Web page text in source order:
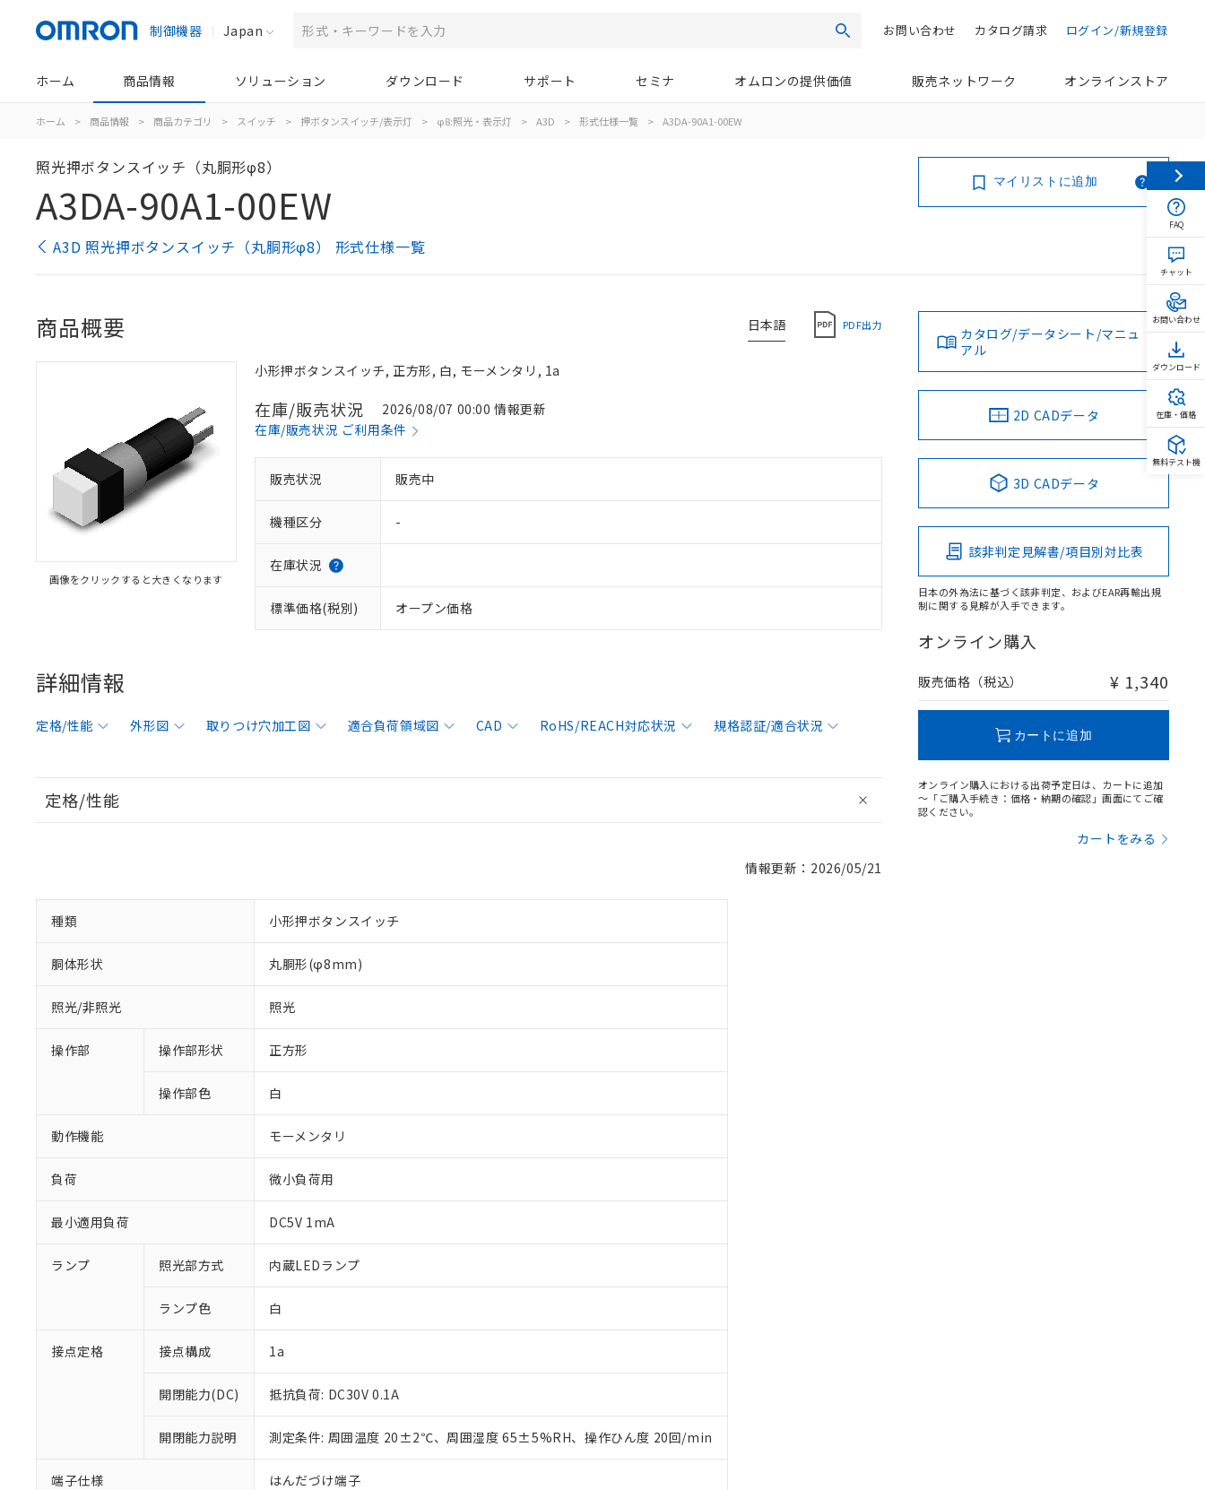
制御機器 Japan 検索 ログイン/新規登録
カタログ請求
お問い合わせ
ホーム 商品情報 ソリューション ダウンロード サポート セミナ オムロンの提供価値 販売ネットワーク オンラインストア
ホーム > 商品情報 > 商品カテゴリ > スイッチ > 押ボタンスイッチ/表示灯 > φ8:照光・表示灯 > A3D > 形式仕様一覧 > A3DA-90A1-00EW
照光押ボタンスイッチ（丸胴形φ8）
A3DA-90A1-00EW
A3D 照光押ボタンスイッチ（丸胴形φ8） 形式仕様一覧
マイリストに追加
日本語 PDF出力
商品概要
画像をクリックすると大きくなります
小形押ボタンスイッチ, 正方形, 白, モーメンタリ, 1a
在庫/販売状況
2026/08/07 00:00 情報更新
在庫/販売状況 ご利用条件
販売状況 販売中
機種区分 -
在庫状況
標準価格(税別) オープン価格
詳細情報
定格/性能 外形図 取りつけ穴加工図 適合負荷領域図 CAD RoHS/REACH対応状況 規格認証/適合状況
定格/性能
情報更新：2026/05/21
種類 小形押ボタンスイッチ
胴体形状 丸胴形(φ8mm)
照光/非照光 照光
操作部 操作部形状 正方形
操作部色 白
動作機能 モーメンタリ
負荷 微小負荷用
最小適用負荷 DC5V 1mA
ランプ 照光部方式 内蔵LEDランプ
ランプ色 白
接点定格 接点構成 1a
開閉能力(DC) 抵抗負荷: DC30V 0.1A
開閉能力説明 測定条件: 周囲温度 20±2℃、周囲湿度 65±5%RH、操作ひん度 20回/min
端子仕様 はんだづけ端子
カタログ/データシート/マニュ
アル
2D CADデータ
3D CADデータ
該非判定見解書/項目別対比表
日本の外為法に基づく該非判定、およびEAR再輸出規
制に関する見解が入手できます。
オンライン購入
販売価格（税込） ¥ 1,340
カートに追加
オンライン購入における出荷予定日は、カートに追加
～「ご購入手続き：価格・納期の確認」画面にてご確
認ください。
カートをみる
※1 対応状況
対応済み：EU RoHS指令（10物質）の非含有に対応した製品が提供可能な商品です。
対応予定：EU RoHS指令（10物質）の非含有に対応した製品に切り替える予定のある商品です。
FAQ
チャット
お問い合わせ
ダウンロード
在庫・価格
無料テスト機